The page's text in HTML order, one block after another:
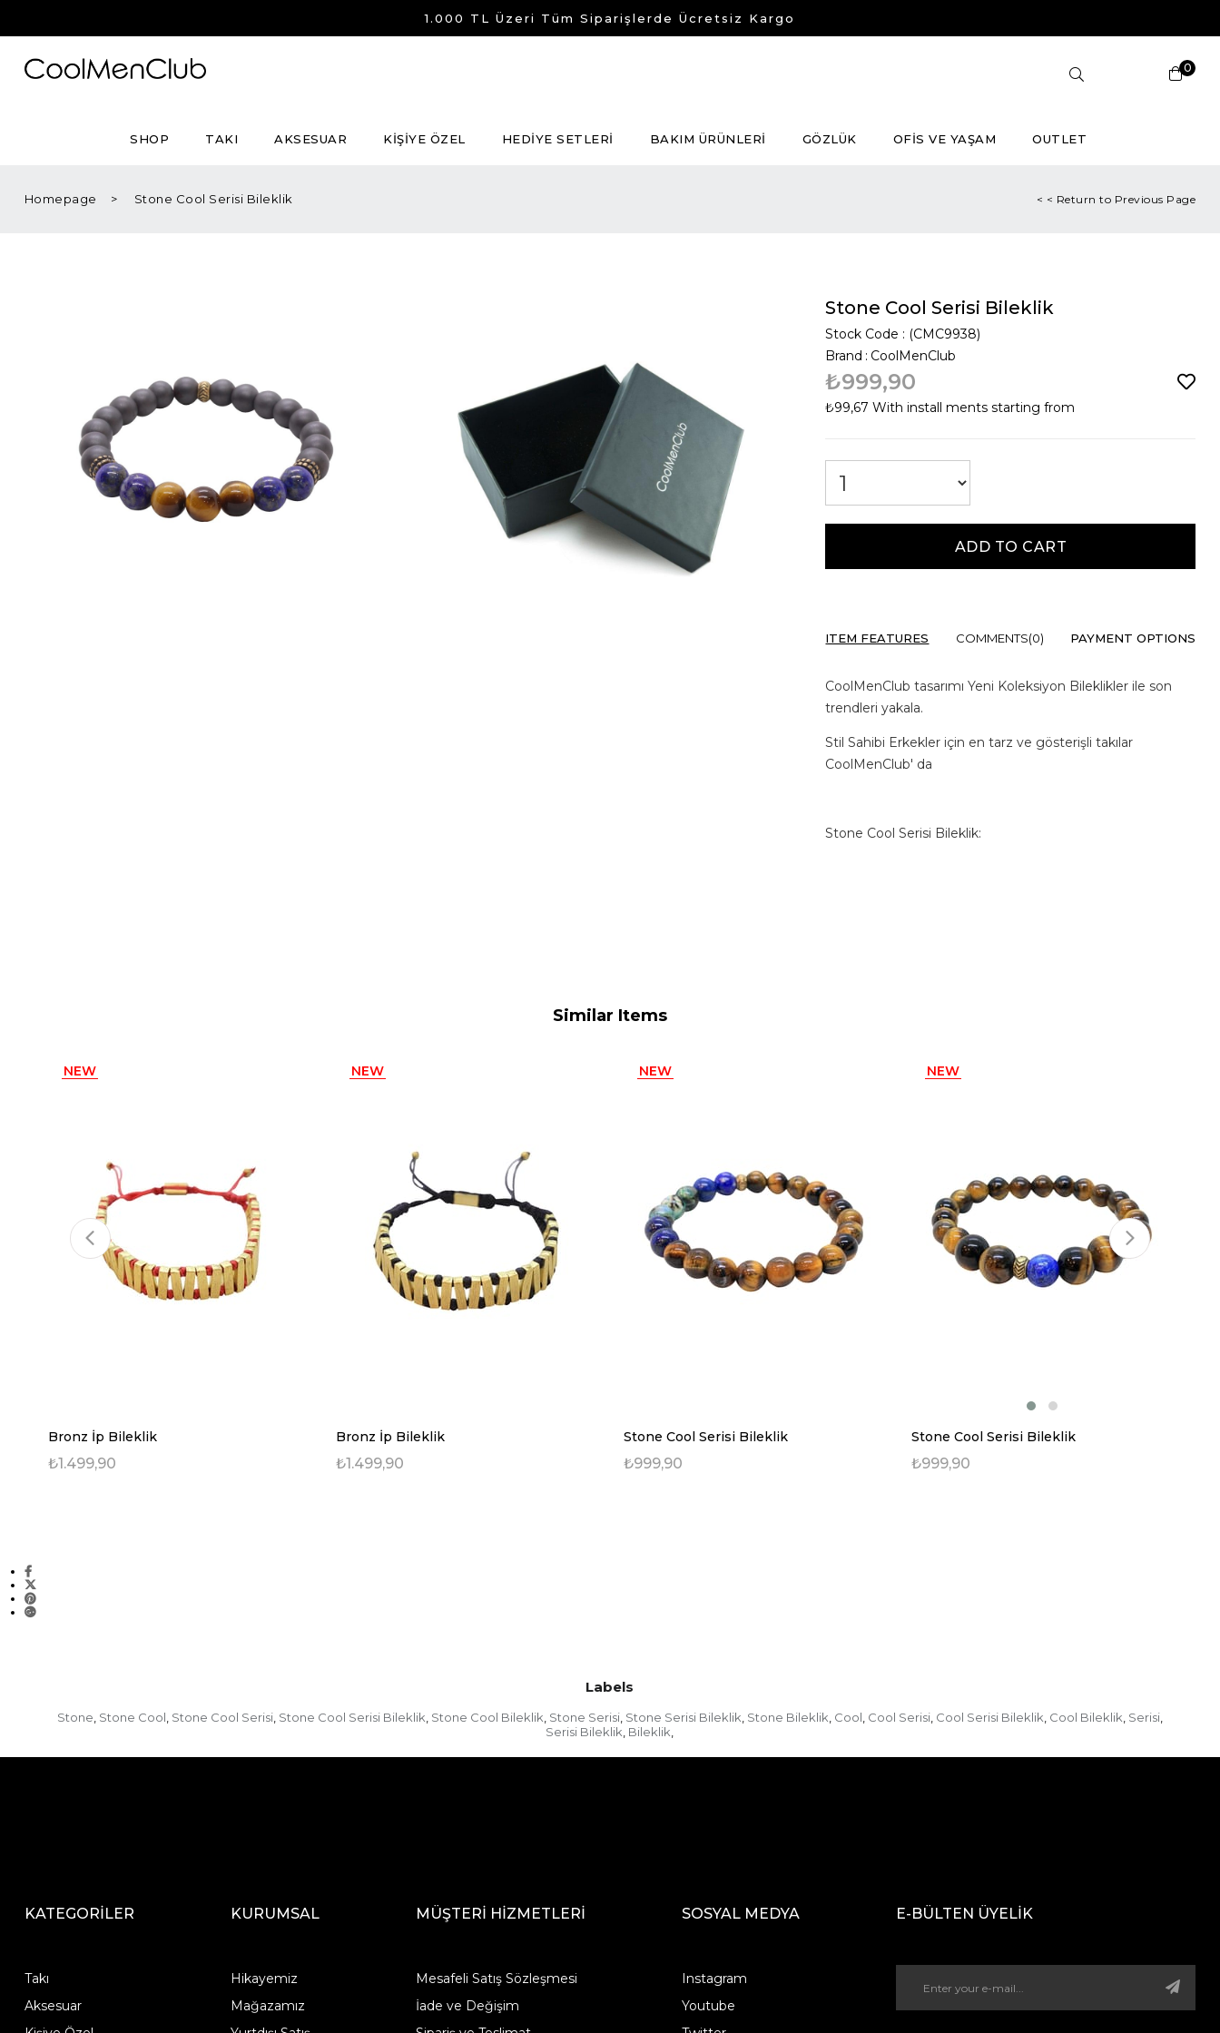
1.000 TL Üzeri Tüm Siparişlerde Ücretsiz Kargo
0
SHOP TAKI AKSESUAR KİŞİYE ÖZEL HEDİYE SETLERİ BAKIM ÜRÜNLERİ GÖZLÜK OFİS VE YAŞAM OUTLET
Homepage Stone Cool Serisi Bileklik < < Return to Previous Page
Stone Cool Serisi Bileklik
Stock Code
(CMC9938)
Brand : CoolMenClub
₺999,90
₺99,67 With install ments starting from
ITEM FEATURES COMMENTS(0) PAYMENT OPTIONS
CoolMenClub tasarımı Yeni Koleksiyon Bileklikler ile son
trendleri yakala.
Stil Sahibi Erkekler için en tarz ve gösterişli takılar
CoolMenClub' da
Stone Cool Serisi Bileklik:
Similar Items
Bronz İp Bileklik
₺1.499,90
NEW
Bronz İp Bileklik
₺1.499,90
NEW
Stone Cool Serisi Bileklik
₺999,90
NEW
Stone Cool Serisi Bileklik
₺999,90
NEW
Labels
Stone, Stone Cool, Stone Cool Serisi, Stone Cool Serisi Bileklik, Stone Cool Bileklik, Stone Serisi, Stone Serisi Bileklik, Stone Bileklik, Cool, Cool Serisi, Cool Serisi Bileklik, Cool Bileklik, Serisi,
Serisi Bileklik, Bileklik,
KATEGORİLER
Takı
Aksesuar
KURUMSAL
Hikayemiz
Mağazamız
MÜŞTERİ HİZMETLERİ
Mesafeli Satış Sözleşmesi
İade ve Değişim
SOSYAL MEDYA
Instagram
Youtube
E-BÜLTEN ÜYELİK